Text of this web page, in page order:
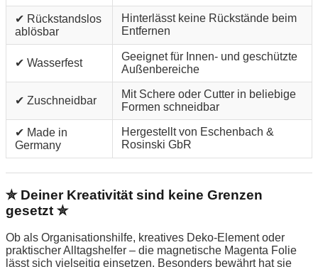
✔ Rückstandslos
ablösbar
Hinterlässt keine Rückstände beim
Entfernen
✔ Wasserfest
Geeignet für Innen- und geschützte
Außenbereiche
✔ Zuschneidbar
Mit Schere oder Cutter in beliebige
Formen schneidbar
✔ Made in
Germany
Hergestellt von Eschenbach &
Rosinski GbR
✮ Deiner Kreativität sind keine Grenzen
gesetzt ✮
Ob als Organisationshilfe, kreatives Deko-Element oder
praktischer Alltagshelfer – die magnetische Magenta Folie
lässt sich vielseitig einsetzen. Besonders bewährt hat sie